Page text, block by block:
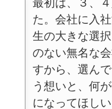
た。会社に入
生の大きな選
のない無名な
すから、選ん
う想いと、何
になってほし